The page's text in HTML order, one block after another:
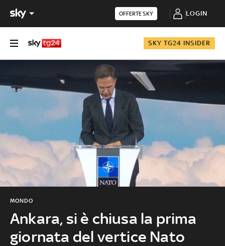
OFFERTE SKY LOGIN
SKY TG24 INSIDER
Ankara, si è chiusa la prima
giornata del vertice Nato
MONDO